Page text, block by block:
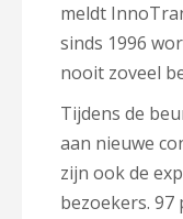
meldt
sinds 1996
nooit zoveel
Tijdens de
aan nieuwe
zijn ook de
bezoekers. 97